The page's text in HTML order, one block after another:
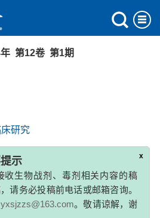
x
生物战剂、毒剂相关内容的稿
请务必投稿前电话或邮箱咨询。
yxsjzzs@163.com。敬请谅解，谢
第12卷 第1期
研究
可逆性抑制剂:一类新的抗分泌药